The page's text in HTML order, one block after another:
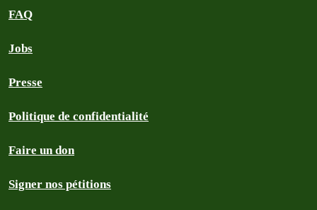
FAQ
Jobs
Presse
Politique de confidentialité
Faire un don
Signer nos pétitions